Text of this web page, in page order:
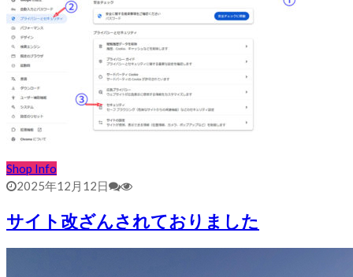
Shop Info
2025年12月12日
サイト改ざんされておりました